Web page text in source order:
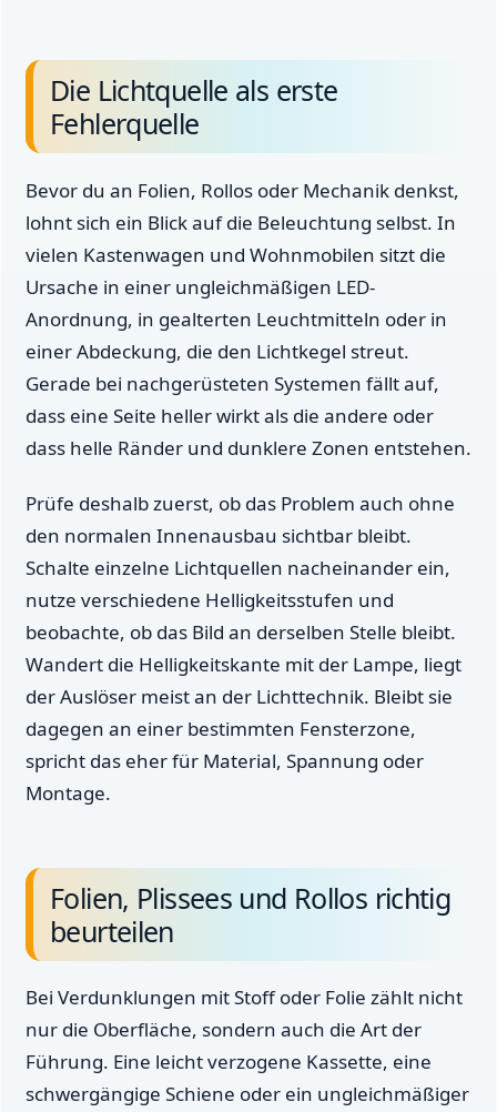
Die Lichtquelle als erste
Fehlerquelle
Bevor du an Folien, Rollos oder Mechanik denkst,
lohnt sich ein Blick auf die Beleuchtung selbst. In
vielen Kastenwagen und Wohnmobilen sitzt die
Ursache in einer ungleichmäßigen LED-
Anordnung, in gealterten Leuchtmitteln oder in
einer Abdeckung, die den Lichtkegel streut.
Gerade bei nachgerüsteten Systemen fällt auf,
dass eine Seite heller wirkt als die andere oder
dass helle Ränder und dunklere Zonen entstehen.
Prüfe deshalb zuerst, ob das Problem auch ohne
den normalen Innenausbau sichtbar bleibt.
Schalte einzelne Lichtquellen nacheinander ein,
nutze verschiedene Helligkeitsstufen und
beobachte, ob das Bild an derselben Stelle bleibt.
Wandert die Helligkeitskante mit der Lampe, liegt
der Auslöser meist an der Lichttechnik. Bleibt sie
dagegen an einer bestimmten Fensterzone,
spricht das eher für Material, Spannung oder
Montage.
Folien, Plissees und Rollos richtig
beurteilen
Bei Verdunklungen mit Stoff oder Folie zählt nicht
nur die Oberfläche, sondern auch die Art der
Führung. Eine leicht verzogene Kassette, eine
schwergängige Schiene oder ein ungleichmäßiger